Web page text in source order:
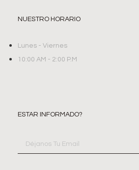
NUESTRO HORARIO
Lunes - Viernes
10:00 AM - 2:00 P.M
ESTAR INFORMADO?